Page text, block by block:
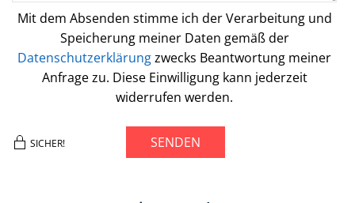
Mit dem Absenden stimme ich der Verarbeitung und
Speicherung meiner Daten gemäß der
Datenschutzerklärungzwecks Beantwortung meiner
Anfrage zu. Diese Einwilligung kann jederzeit
widerrufen werden.
SICHER! SENDEN